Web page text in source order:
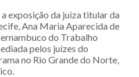
exposição da juíza titular da
Ana Maria Aparecida de
do Trabalho
pelos juízes do
no Rio Grande do Norte,